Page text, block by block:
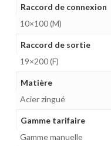
Raccord de connexion
10×100 (M)
Raccord de sortie
19×200 (F)
Matière
Acier zingué
Gamme tarifaire
Gamme manuelle